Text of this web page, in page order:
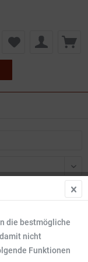
die bestmögliche
nicht
Funktionen